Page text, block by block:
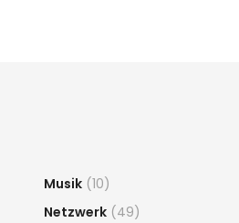
Musik (10)
Netzwerk (49)